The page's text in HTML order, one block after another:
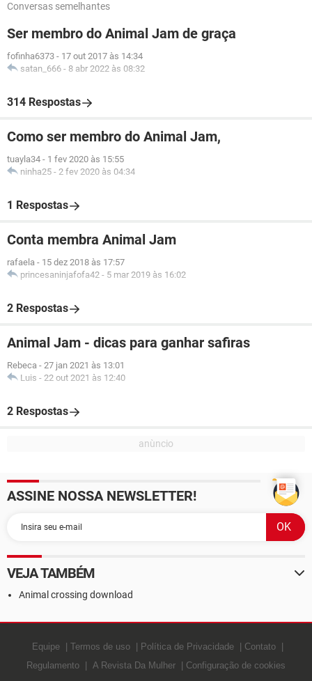
Conversas semelhantes
Ser membro do Animal Jam de graça
fofinha6373 - 17 out 2017 às 14:34
satan_666 - 8 abr 2022 às 08:32
314 Respostas
Como ser membro do Animal Jam,
tuayla34 - 1 fev 2020 às 15:55
ninha25 - 2 fev 2020 às 04:34
1 Respostas
Conta membra Animal Jam
rafaela - 15 dez 2018 às 17:57
princesaninjafofa42 - 5 mar 2019 às 16:02
2 Respostas
Animal Jam - dicas para ganhar safiras
Rebeca - 27 jan 2021 às 13:01
Luis - 22 out 2021 às 12:40
2 Respostas
ASSINE NOSSA NEWSLETTER!
VEJA TAMBÉM
Animal crossing download
Equipe Termos de uso Política de Privacidade
Contato
Regulamento
A Revista Da Mulher Configuração de cookies